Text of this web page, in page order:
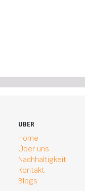
UBER
Home
Über uns
Nachhaltigkeit
Kontakt
Blogs